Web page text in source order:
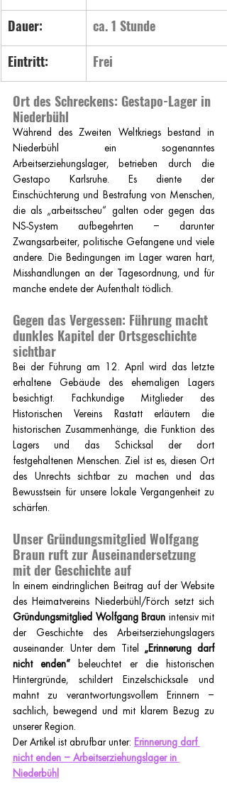
Dauer:
ca. 1 Stunde
Eintritt:
Frei
Ort des Schreckens: Gestapo-Lager in
Niederbühl
Während des Zweiten Weltkriegs bestand in
Niederbühl ein sogenanntes
Arbeitserziehungslager, betrieben durch die
Gestapo Karlsruhe. Es diente der
Einschüchterung und Bestrafung von Menschen,
die als „arbeitsscheu“ galten oder gegen das
NS-System aufbegehrten – darunter
Zwangsarbeiter, politische Gefangene und viele
andere. Die Bedingungen im Lager waren hart,
Misshandlungen an der Tagesordnung, und für
manche endete der Aufenthalt tödlich.
Gegen das Vergessen: Führung macht
dunkles Kapitel der Ortsgeschichte
sichtbar
Bei der Führung am 12. April wird das letzte
erhaltene Gebäude des ehemaligen Lagers
besichtigt. Fachkundige Mitglieder des
Historischen Vereins Rastatt erläutern die
historischen Zusammenhänge, die Funktion des
Lagers und das Schicksal der dort
festgehaltenen Menschen. Ziel ist es, diesen Ort
des Unrechts sichtbar zu machen und das
Bewusstsein für unsere lokale Vergangenheit zu
schärfen.
Unser Gründungsmitglied Wolfgang
Braun ruft zur Auseinandersetzung
mit der Geschichte auf
In einem eindringlichen Beitrag auf der Website
Gründungsmitglied Wolfgang Braun intensiv mit
der Geschichte des Arbeitserziehungslagers
auseinander. Unter dem Titel „Erinnerung darf
nicht enden“ beleuchtet er die historischen
Hintergründe, schildert Einzelschicksale und
mahnt zu verantwortungsvollem Erinnern –
sachlich, bewegend und mit klarem Bezug zu
unserer Region.
Der Artikel ist abrufbar unter: Erinnerung darf
nicht enden – Arbeitserziehungslager in
Niederbühl